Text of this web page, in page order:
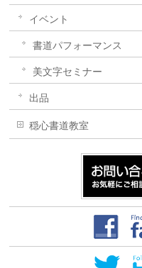
イベント
書道パフォーマンス
美文字セミナー
出品
穏心書道教室